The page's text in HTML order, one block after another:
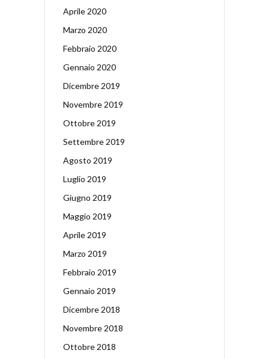
Aprile 2020
Marzo 2020
Febbraio 2020
Gennaio 2020
Dicembre 2019
Novembre 2019
Ottobre 2019
Settembre 2019
Agosto 2019
Luglio 2019
Giugno 2019
Maggio 2019
Aprile 2019
Marzo 2019
Febbraio 2019
Gennaio 2019
Dicembre 2018
Novembre 2018
Ottobre 2018